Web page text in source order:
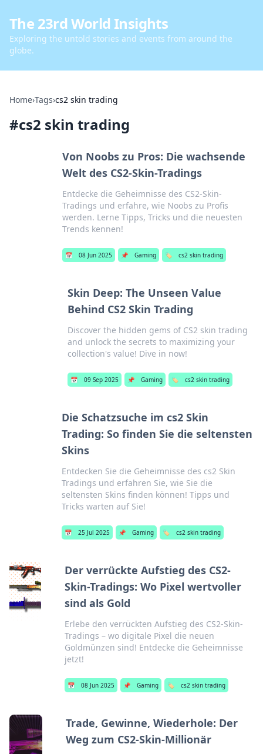
The 23rd World Insights
Exploring the untold stories and events from around the
globe.
Home›Tags›cs2 skin trading
#cs2 skin trading
Von Noobs zu Pros: Die wachsende
Welt des CS2-Skin-Tradings
Entdecke die Geheimnisse des CS2-Skin-
Tradings und erfahre, wie Noobs zu Profis
werden. Lerne Tipps, Tricks und die neuesten
Trends kennen!
📅 08 Jun 2025 📌 Gaming 🏷️ cs2 skin trading
Skin Deep: The Unseen Value
Behind CS2 Skin Trading
Discover the hidden gems of CS2 skin trading
and unlock the secrets to maximizing your
collection's value! Dive in now!
📅 09 Sep 2025 📌 Gaming 🏷️ cs2 skin trading
Die Schatzsuche im cs2 Skin
Trading: So finden Sie die seltensten
Skins
Entdecken Sie die Geheimnisse des cs2 Skin
Tradings und erfahren Sie, wie Sie die
seltensten Skins finden können! Tipps und
Tricks warten auf Sie!
📅 25 Jul 2025 📌 Gaming 🏷️ cs2 skin trading
Der verrückte Aufstieg des CS2-
Skin-Tradings: Wo Pixel wertvoller
sind als Gold
Erlebe den verrückten Aufstieg des CS2-Skin-
Tradings – wo digitale Pixel die neuen
Goldmünzen sind! Entdecke die Geheimnisse
jetzt!
📅 08 Jun 2025 📌 Gaming 🏷️ cs2 skin trading
Trade, Gewinne, Wiederhole: Der
Weg zum CS2-Skin-Millionär